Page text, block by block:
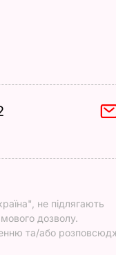
не підлягають
дозволу.
та/або